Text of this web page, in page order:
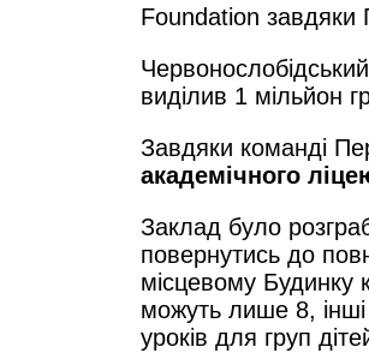
Foundation завдяки
виділив 1 мільйон
Завдяки команді
академічного
Заклад було
повернутись до
місцевому Будинку
можуть лише 8,
уроків для груп